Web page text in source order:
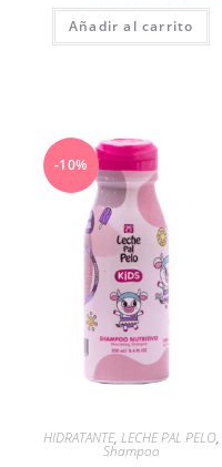
Añadir al carrito
-10%
HIDRATANTE, LECHE PAL PELO,
Shampoo